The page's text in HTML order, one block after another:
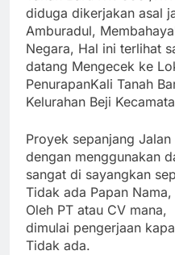
diduga dikerjakan asal
Amburadul,
Negara, Hal ini terlihat
datang Mengecek ke
PenurapanKali Tanah
Kelurahan Beji
Proyek sepanjang
dengan menggunakan
sangat di sayangkan
Tidak ada Papan
Oleh PT atau CV mana,
dimulai pengerjaan
Tidak ada.